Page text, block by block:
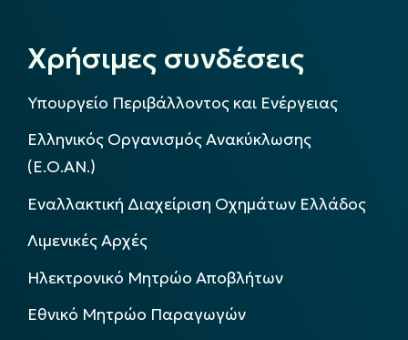
Χρήσιμες συνδέσεις
Υπουργείο Περιβάλλοντος και Ενέργειας
Ελληνικός Οργανισμός Ανακύκλωσης
(Ε.Ο.ΑΝ.)
Εναλλακτική Διαχείριση Οχημάτων Ελλάδος
Λιμενικές Αρχές
Ηλεκτρονικό Μητρώο Αποβλήτων
Εθνικό Μητρώο Παραγωγών